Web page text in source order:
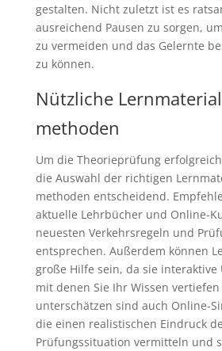
gestalten. Nicht zuletzt ist es
ausreichend Pausen zu sorgen,
zu vermeiden und das Gelernte
zu können.
Nützliche
methoden
Um die Theorieprüfung
die Auswahl der richtigen
methoden entscheidend.
aktuelle Lehrbücher und Online-
neuesten Verkehrsregeln und
entsprechen. Außerdem können
große Hilfe sein, da sie interaktive
mit denen Sie Ihr Wissen
unterschätzen sind auch Online-
die einen realistischen Eindruck
Prüfungssituation vermitteln und